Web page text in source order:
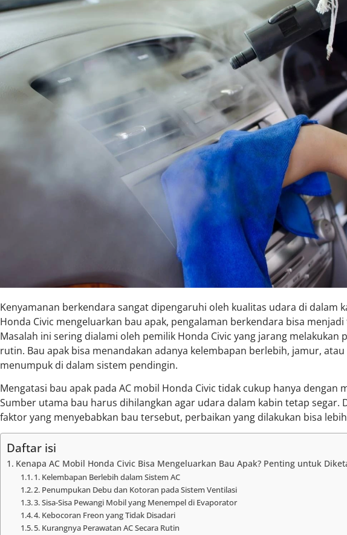
Kenyamanan berkendara sangat dipengaruhi oleh kualitas udara di dalam
Honda Civic mengeluarkan bau apak, pengalaman berkendara bisa
Masalah ini sering dialami oleh pemilik Honda Civic yang jarang melakukan
rutin. Bau apak bisa menandakan adanya kelembapan berlebih, jamur,
menumpuk di dalam sistem pendingin.
Mengatasi bau apak pada AC mobil Honda Civic tidak cukup hanya dengan
Sumber utama bau harus dihilangkan agar udara dalam kabin tetap segar.
faktor yang menyebabkan bau tersebut, perbaikan yang dilakukan bisa
Daftar isi
Kenapa AC Mobil Honda Civic Bisa Mengeluarkan Bau Apak? Penting untuk
1. Kelembapan Berlebih dalam Sistem AC
2. Penumpukan Debu dan Kotoran pada Sistem Ventilasi
3. Sisa-Sisa Pewangi Mobil yang Menempel di Evaporator
4. Kebocoran Freon yang Tidak Disadari
5. Kurangnya Perawatan AC Secara Rutin